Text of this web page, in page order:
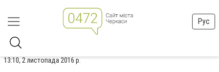
Рус
13:10, 2 листопада 2016 р.